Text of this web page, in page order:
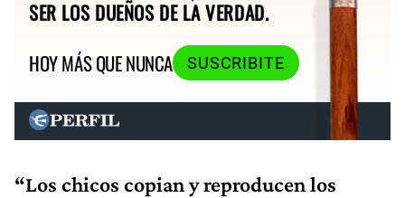
SER LOS DUEÑOS DE LA VERDAD.
HOY MÁS QUE NUNCA
SUSCRIBITE
“Los chicos copian y reproducen los